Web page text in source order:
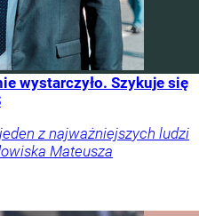
wystarczyło. Szykuje się
z najważniejszych ludzi
Mateusza